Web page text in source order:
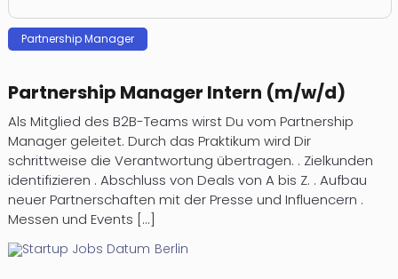
Partnership Manager
Partnership Manager Intern (m/w/d)
Als Mitglied des B2B-Teams wirst Du vom Partnership
Manager geleitet. Durch das Praktikum wird Dir
schrittweise die Verantwortung übertragen. . Zielkunden
identifizieren . Abschluss von Deals von A bis Z. . Aufbau
neuer Partnerschaften mit der Presse und Influencern .
Messen und Events [...]
Berlin